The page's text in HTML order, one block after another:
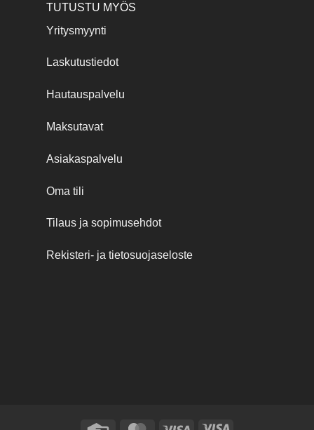
TUTUSTU MYÖS
Yritysmyynti
Laskutustiedot
Hautauspalvelu
Maksutavat
Asiakaspalvelu
Oma tili
Tilaus ja sopimusehdot
Rekisteri- ja tietosuojaseloste